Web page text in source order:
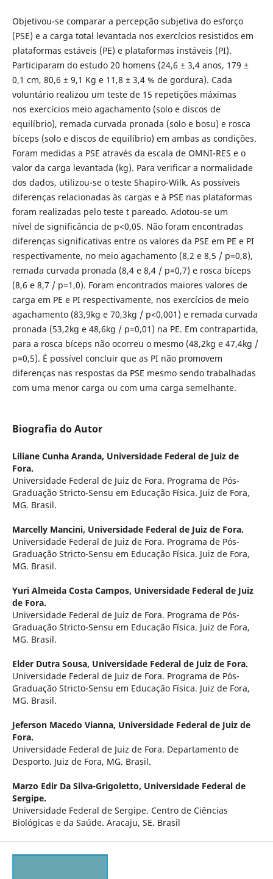
Objetivou-se comparar a percepção subjetiva do esforço
(PSE) e a carga total levantada nos exercícios resistidos em
plataformas estáveis (PE) e plataformas instáveis (PI).
Participaram do estudo 20 homens (24,6 ± 3,4 anos, 179 ±
0,1 cm, 80,6 ± 9,1 Kg e 11,8 ± 3,4 % de gordura). Cada
voluntário realizou um teste de 15 repetições máximas
nos exercícios meio agachamento (solo e discos de
equilíbrio), remada curvada pronada (solo e bosu) e rosca
bíceps (solo e discos de equilíbrio) em ambas as condições.
Foram medidas a PSE através da escala de OMNI-RES e o
valor da carga levantada (kg). Para verificar a normalidade
dos dados, utilizou-se o teste Shapiro-Wilk. As possíveis
diferenças relacionadas às cargas e à PSE nas plataformas
foram realizadas pelo teste t pareado. Adotou-se um
nível de significância de p<0,05. Não foram encontradas
diferenças significativas entre os valores da PSE em PE e PI
respectivamente, no meio agachamento (8,2 e 8,5 / p=0,8),
remada curvada pronada (8,4 e 8,4 / p=0,7) e rosca bíceps
(8,6 e 8,7 / p=1,0). Foram encontrados maiores valores de
carga em PE e PI respectivamente, nos exercícios de meio
agachamento (83,9kg e 70,3kg / p<0,001) e remada curvada
pronada (53,2kg e 48,6kg / p=0,01) na PE. Em contrapartida,
para a rosca bíceps não ocorreu o mesmo (48,2kg e 47,4kg /
p=0,5). É possível concluir que as PI não promovem
diferenças nas respostas da PSE mesmo sendo trabalhadas
com uma menor carga ou com uma carga semelhante.
Biografia do Autor
Liliane Cunha Aranda, Universidade Federal de Juiz de
Fora.
Universidade Federal de Juiz de Fora. Programa de Pós-
Graduação Stricto-Sensu em Educação Física. Juiz de Fora,
MG. Brasil.
Marcelly Mancini, Universidade Federal de Juiz de Fora.
Universidade Federal de Juiz de Fora. Programa de Pós-
Graduação Stricto-Sensu em Educação Física. Juiz de Fora,
MG. Brasil.
Yuri Almeida Costa Campos, Universidade Federal de Juiz
de Fora.
Universidade Federal de Juiz de Fora. Programa de Pós-
Graduação Stricto-Sensu em Educação Física. Juiz de Fora,
MG. Brasil.
Elder Dutra Sousa, Universidade Federal de Juiz de Fora.
Universidade Federal de Juiz de Fora. Programa de Pós-
Graduação Stricto-Sensu em Educação Física. Juiz de Fora,
MG. Brasil.
Jeferson Macedo Vianna, Universidade Federal de Juiz de
Fora.
Universidade Federal de Juiz de Fora. Departamento de
Desporto. Juiz de Fora, MG. Brasil.
Marzo Edir Da Silva-Grigoletto, Universidade Federal de
Sergipe.
Universidade Federal de Sergipe. Centro de Ciências
Biológicas e da Saúde. Aracaju, SE. Brasil